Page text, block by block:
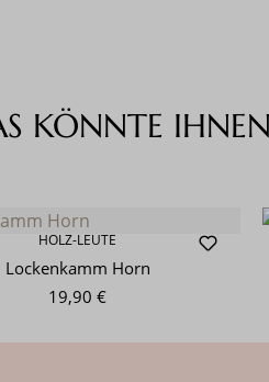
KÖNNTE
HOLZ-LEUTE
Lockenkamm Horn
19,90 €